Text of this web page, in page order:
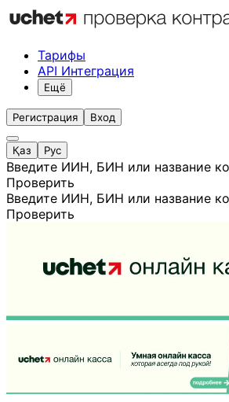
Тарифы
API Интеграция
Ещё
Регистрация Вход
Қаз Рус
Введите ИИН, БИН или название
Проверить
Введите ИИН, БИН или название
Проверить